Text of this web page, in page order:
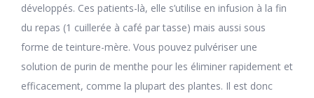
développés. Ces patients-là, elle s’utilise en infusion à la fin
du repas (1 cuillerée à café par tasse) mais aussi sous
forme de teinture-mère. Vous pouvez pulvériser une
solution de purin de menthe pour les éliminer rapidement et
efficacement, comme la plupart des plantes. Il est donc